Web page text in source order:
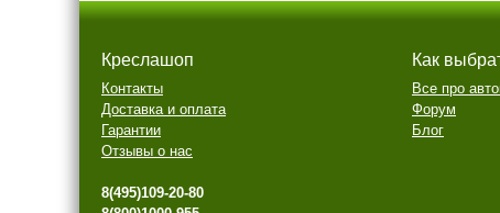
Креслашоп
Контакты
Доставка и оплата
Гарантии
Отзывы о нас
8(495)109-20-80
Как
Все про
Форум
Блог